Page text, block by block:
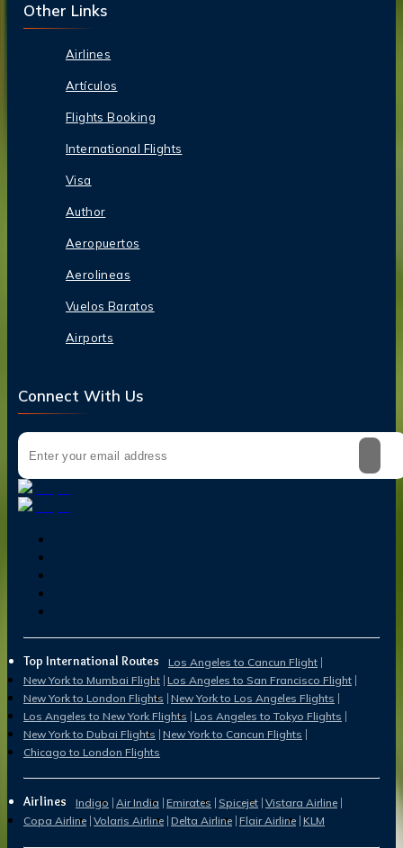
Other Links
Airlines
Artículos
Flights Booking
International Flights
Visa
Author
Aeropuertos
Aerolineas
Vuelos Baratos
Airports
Connect With Us
Top International Routes
Los Angeles to Cancun Flight
New York to Mumbai Flight Los Angeles to San Francisco Flight
New York to London Flights New York to Los Angeles Flights
Los Angeles to New York Flights Los Angeles to Tokyo Flights
New York to Dubai Flights New York to Cancun Flights
Chicago to London Flights
Airlines Indigo Air India Emirates Spicejet Vistara Airline
Copa Airline Volaris Airline Delta Airline Flair Airline KLM